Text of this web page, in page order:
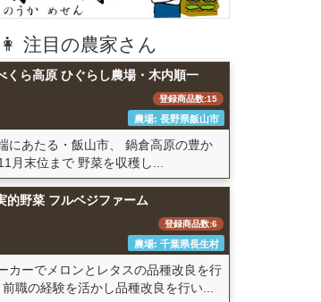
注目の農家さん
くら高原 ひぐらし農場・木内順一
登録商品数:15
農場: 長野県飯山市
にあたる・飯山市、 鍋倉高原の豊か
月末位まで 野菜を収穫し...
的野菜 フルベジファーム
登録商品数:6
農場: 千葉県長生村
カーでメロンとレタスの品種改良を行
職の経験を活かし品種改良を行い...